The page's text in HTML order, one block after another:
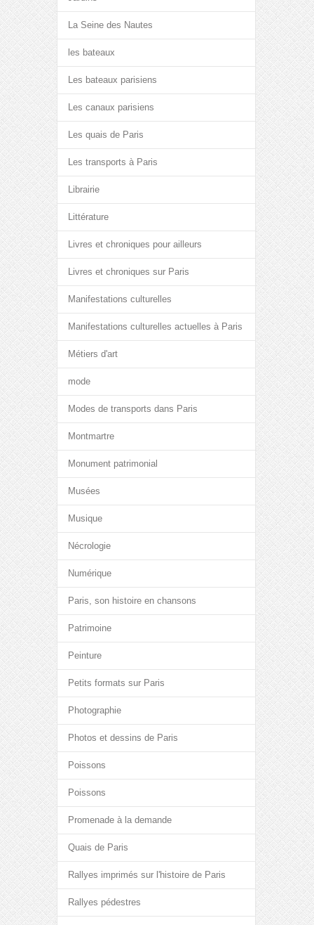
La Seine des Nautes
les bateaux
Les bateaux parisiens
Les canaux parisiens
Les quais de Paris
Les transports à Paris
Librairie
Littérature
Livres et chroniques pour ailleurs
Livres et chroniques sur Paris
Manifestations culturelles
Manifestations culturelles actuelles à Paris
Métiers d'art
mode
Modes de transports dans Paris
Montmartre
Monument patrimonial
Musées
Musique
Nécrologie
Numérique
Paris, son histoire en chansons
Patrimoine
Peinture
Petits formats sur Paris
Photographie
Photos et dessins de Paris
Poissons
Poissons
Promenade à la demande
Quais de Paris
Rallyes imprimés sur l'histoire de Paris
Rallyes pédestres